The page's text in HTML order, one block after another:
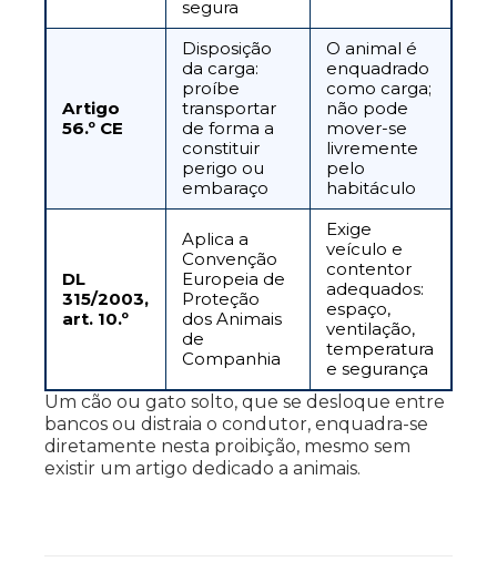
segura
Artigo
56.º CE
Disposição
da carga:
proíbe
transportar
de forma a
constituir
perigo ou
embaraço
O animal é
enquadrado
como carga;
não pode
mover-se
livremente
pelo
habitáculo
DL
315/2003,
art. 10.º
Aplica a
Convenção
Europeia de
Proteção
dos Animais
de
Companhia
Exige
veículo e
contentor
adequados:
espaço,
ventilação,
temperatura
e segurança
Um cão ou gato solto, que se desloque entre
bancos ou distraia o condutor, enquadra-se
diretamente nesta proibição, mesmo sem
existir um artigo dedicado a animais.